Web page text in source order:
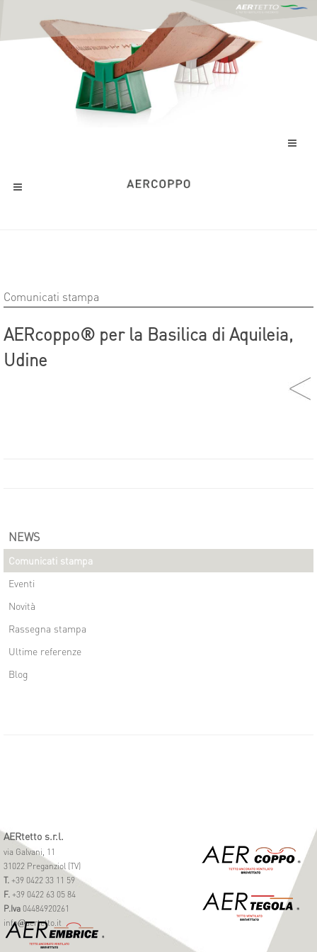
Comunicati stampa
AERcoppo® per la Basilica di Aquileia,
Udine
NEWS
Comunicati stampa
Eventi
Novità
Rassegna stampa
Ultime referenze
Blog
AERtetto s.r.l.
via Galvani, 11
31022 Preganziol (TV)
T. +39 0422 33 11 59
F. +39 0422 63 05 84
P.Iva 04484920261
info@aertetto.it